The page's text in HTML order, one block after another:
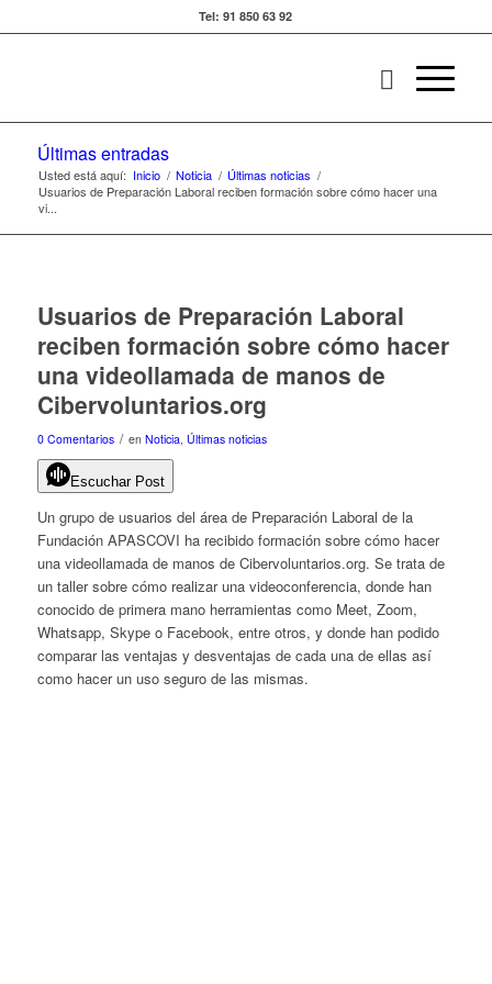
Tel: 91 850 63 92
Últimas entradas
Usted está aquí: Inicio / Noticia / Últimas noticias /
Usuarios de Preparación Laboral reciben formación sobre cómo hacer una
vi...
Usuarios de Preparación Laboral
reciben formación sobre cómo hacer
una videollamada de manos de
Cibervoluntarios.org
0 Comentarios / en Noticia, Últimas noticias
Escuchar Post
Un grupo de usuarios del área de Preparación Laboral de la
Fundación APASCOVI ha recibido formación sobre cómo hacer
una videollamada de manos de Cibervoluntarios.org. Se trata de
un taller sobre cómo realizar una videoconferencia, donde han
conocido de primera mano herramientas como Meet, Zoom,
Whatsapp, Skype o Facebook, entre otros, y donde han podido
comparar las ventajas y desventajas de cada una de ellas así
como hacer un uso seguro de las mismas.